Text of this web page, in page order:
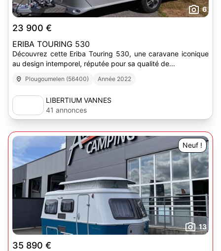
6
23 900 €
ERIBA TOURING 530
Découvrez cette Eriba Touring 530, une caravane iconique
au design intemporel, réputée pour sa qualité de...
Plougoumelen (56400) Année 2022
LIBERTIUM VANNES
41 annonces
Neuf !
13
35 890 €